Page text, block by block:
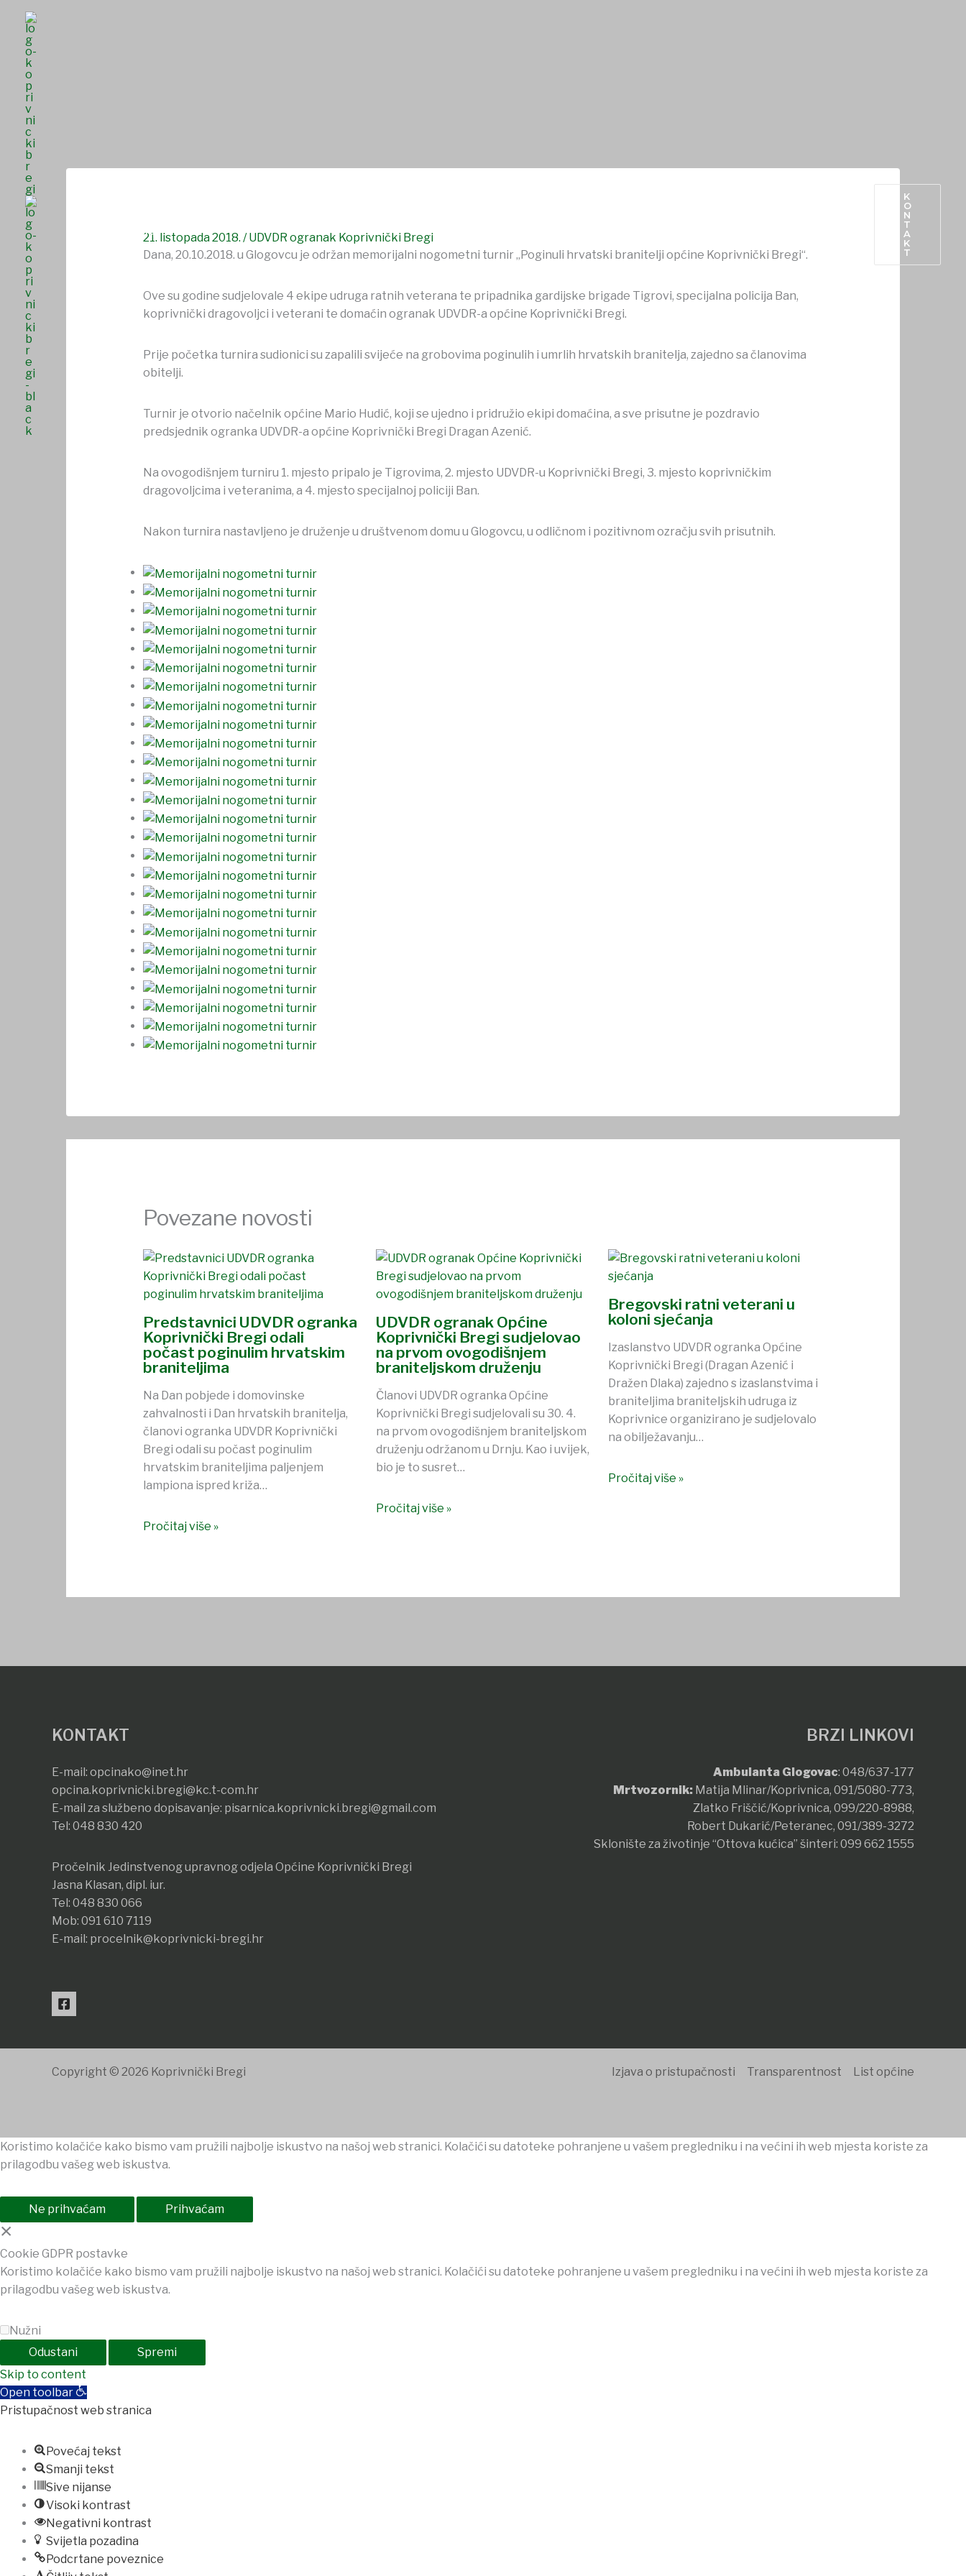
content
SAVJET MLADIH
K
O
N
T
A
K
T
21. listopada 2018. /UDVDR ogranak Koprivnički Bregi
Dana, 20.10.2018. u Glogovcu je održan memorijalni nogometni turnir „Poginuli hrvatski branitelji općine Koprivnički Bregi“.
Ove su godine sudjelovale 4 ekipe udruga ratnih veterana te pripadnika gardijske brigade Tigrovi, specijalna policija Ban,
koprivnički dragovoljci i veterani te domaćin ogranak UDVDR-a općine Koprivnički Bregi.
Prije početka turnira sudionici su zapalili svijeće na grobovima poginulih i umrlih hrvatskih branitelja, zajedno sa članovima
obitelji.
Turnir je otvorio načelnik općine Mario Hudić, koji se ujedno i pridružio ekipi domaćina, a sve prisutne je pozdravio
predsjednik ogranka UDVDR-a općine Koprivnički Bregi Dragan Azenić.
Na ovogodišnjem turniru 1. mjesto pripalo je Tigrovima, 2. mjesto UDVDR-u Koprivnički Bregi, 3. mjesto koprivničkim
dragovoljcima i veteranima, a 4. mjesto specijalnoj policiji Ban.
Nakon turnira nastavljeno je druženje u društvenom domu u Glogovcu, u odličnom i pozitivnom ozračju svih prisutnih.
Povezane novosti
Predstavnici UDVDR ogranka
Koprivnički Bregi odali
počast poginulim hrvatskim
braniteljima
Na Dan pobjede i domovinske
zahvalnosti i Dan hrvatskih branitelja,
članovi ogranka UDVDR Koprivnički
Bregi odali su počast poginulim
hrvatskim braniteljima paljenjem
lampiona ispred križa…
Pročitaj više »
UDVDR ogranak Općine
Koprivnički Bregi sudjelovao
na prvom ovogodišnjem
braniteljskom druženju
Članovi UDVDR ogranka Općine
Koprivnički Bregi sudjelovali su 30. 4.
na prvom ovogodišnjem braniteljskom
druženju održanom u Drnju. Kao i uvijek,
bio je to susret…
Pročitaj više »
Bregovski ratni veterani u
koloni sjećanja
Izaslanstvo UDVDR ogranka Općine
Koprivnički Bregi (Dragan Azenić i
Dražen Dlaka) zajedno s izaslanstvima i
braniteljima braniteljskih udruga iz
Koprivnice organizirano je sudjelovalo
na obilježavanju…
Pročitaj više »
KONTAKT
E-mail: opcinako@inet.hr
opcina.koprivnicki.bregi@kc.t-com.hr
E-mail za službeno dopisavanje: pisarnica.koprivnicki.bregi@gmail.com
Tel: 048 830 420
Pročelnik Jedinstvenog upravnog odjela Općine Koprivnički Bregi
Jasna Klasan, dipl. iur.
Tel: 048 830 066
Mob: 091 610 7119
E-mail: procelnik@koprivnicki-bregi.hr
BRZI LINKOVI
Ambulanta Glogovac: 048/637-177
Mrtvozornik: Matija Mlinar/Koprivnica, 091/5080-773,
Zlatko Friščić/Koprivnica, 099/220-8988,
Robert Dukarić/Peteranec, 091/389-3272
Sklonište za životinje “Ottova kućica” šinteri: 099 662 1555
Copyright © 2026 Koprivnički Bregi Izjava o pristupačnosti Transparentnost List općine
Koristimo kolačiće kako bismo vam pružili najbolje iskustvo na našoj web stranici. Kolačići su datoteke pohranjene u vašem pregledniku i na većini ih web mjesta koriste za
prilagodbu vašeg web iskustva.
Ne prihvaćam Prihvaćam
×
Cookie GDPR postavke
Koristimo kolačiće kako bismo vam pružili najbolje iskustvo na našoj web stranici. Kolačići su datoteke pohranjene u vašem pregledniku i na većini ih web mjesta koriste za
prilagodbu vašeg web iskustva.
Nužni
Odustani
Spremi
jojobet
Skip to content
Open toolbar
Pristupačnost web stranica
Povećaj tekst
Smanji tekst
Sive nijanse
Visoki kontrast
Negativni kontrast
Svijetla pozadina
Podcrtane poveznice